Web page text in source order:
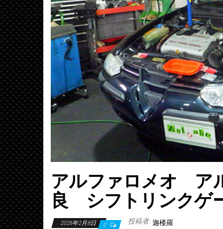
アルファロメオ ア
良 シフトリンクゲ
2026年2月8日 0 投稿者: 迦楼羅